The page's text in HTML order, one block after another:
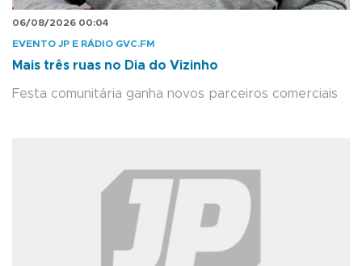
06/08/2026 00:04
EVENTO JP E RÁDIO GVC.FM
Mais três ruas no Dia do Vizinho
Festa comunitária ganha novos parceiros comerciais